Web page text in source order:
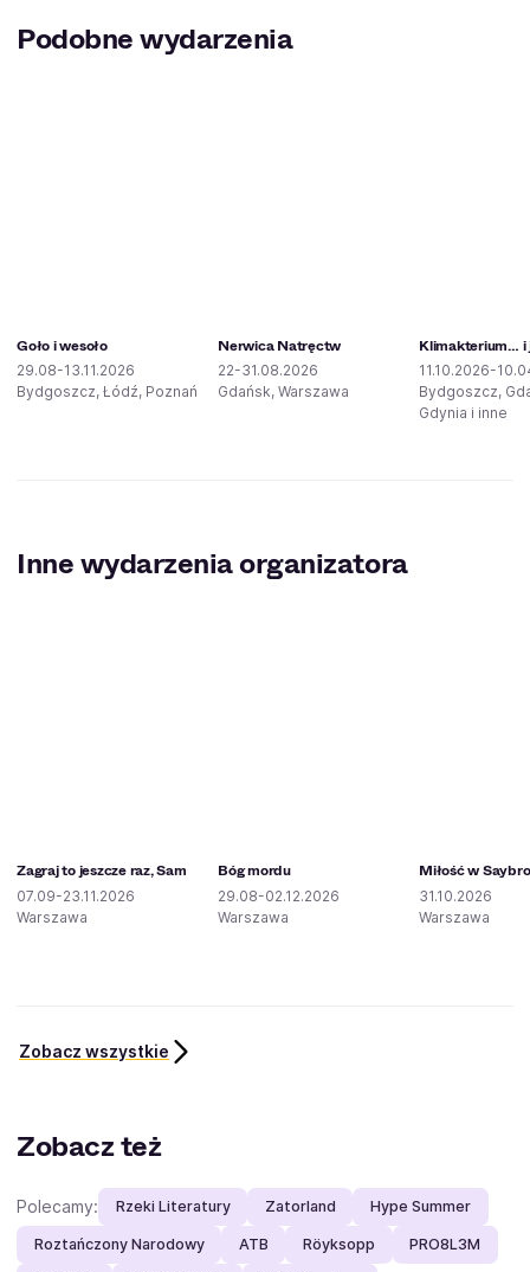
Podobne wydarzenia
Goło i wesoło
29.08-13.11.2026
Bydgoszcz, Łódź, Poznań
Nerwica Natręctw
22-31.08.2026
Gdańsk, Warszawa
Klimakterium… i
11.10.2026-
Bydgoszcz,
Gdynia i inne
Inne wydarzenia organizatora
Zagraj to jeszcze raz, Sam
07.09-23.11.2026
Warszawa
Bóg mordu
29.08-02.12.2026
Warszawa
Miłość w
31.10.2026
Warszawa
Zobacz wszystkie
Zobacz też
Polecamy: Rzeki Literatury Zatorland Hype Summer
Roztańczony Narodowy ATB Röyksopp PRO8L3M